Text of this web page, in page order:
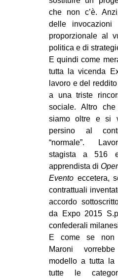
che non c’è.
delle invocazioni
proporzionale al
politica e di
E quindi come
tutta la vicenda
lavoro e del
a una triste
sociale. Altro che
siamo oltre e si
persino al
“normale”.
stagista a 516
apprendista di
Evento eccetera,
contrattuali
accordo
da Expo 2015
confederali
E come se non
Maroni
modello a tutta la
tutte le